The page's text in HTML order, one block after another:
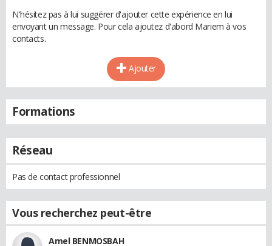
N'hésitez pas à lui suggérer d'ajouter cette expérience en lui
envoyant un message. Pour cela ajoutez d'abord Mariem à vos
contacts.
Ajouter
Formations
Réseau
Pas de contact professionnel
Vous recherchez peut-être
Amel BENMOSBAH